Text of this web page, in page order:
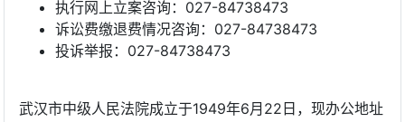
执行网上立案咨询：027-84738473
诉讼费缴退费情况咨询：027-84738473
投诉举报：027-84738473
武汉市中级人民法院成立于1949年6月22日，现办公地址